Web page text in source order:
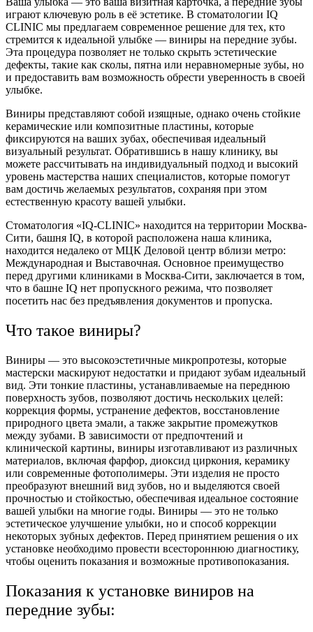
играют ключевую роль в её эстетике. В стоматологии IQ
CLINIC мы предлагаем современное решение для тех, кто
стремится к идеальной улыбке — виниры на передние зубы.
Эта процедура позволяет не только скрыть эстетические
дефекты, такие как сколы, пятна или неравномерные зубы, но
и предоставить вам возможность обрести уверенность в своей
улыбке.
Виниры представляют собой изящные, однако очень стойкие
керамические или композитные пластины, которые
фиксируются на ваших зубах, обеспечивая идеальный
визуальный результат. Обратившись в нашу клинику, вы
можете рассчитывать на индивидуальный подход и высокий
уровень мастерства наших специалистов, которые помогут
вам достичь желаемых результатов, сохраняя при этом
естественную красоту вашей улыбки.
Стоматология «IQ-CLINIC» находится на территории Москва-
Сити, башня IQ, в которой расположена наша клиника,
находится недалеко от МЦК Деловой центр вблизи метро:
Международная и Выставочная. Основное преимущество
перед другими клиниками в Москва-Сити, заключается в том,
что в башне IQ нет пропускного режима, что позволяет
посетить нас без предъявления документов и пропуска.
Что такое виниры?
Виниры — это высокоэстетичные микропротезы, которые
мастерски маскируют недостатки и придают зубам идеальный
вид. Эти тонкие пластины, устанавливаемые на переднюю
поверхность зубов, позволяют достичь нескольких целей:
коррекция формы, устранение дефектов, восстановление
природного цвета эмали, а также закрытие промежутков
между зубами. В зависимости от предпочтений и
клинической картины, виниры изготавливают из различных
материалов, включая фарфор, диоксид циркония, керамику
или современные фотополимеры. Эти изделия не просто
преобразуют внешний вид зубов, но и выделяются своей
прочностью и стойкостью, обеспечивая идеальное состояние
вашей улыбки на многие годы. Виниры — это не только
эстетическое улучшение улыбки, но и способ коррекции
некоторых зубных дефектов. Перед принятием решения о их
установке необходимо провести всестороннюю диагностику,
чтобы оценить показания и возможные противопоказания.
Показания к установке виниров на
передние зубы: